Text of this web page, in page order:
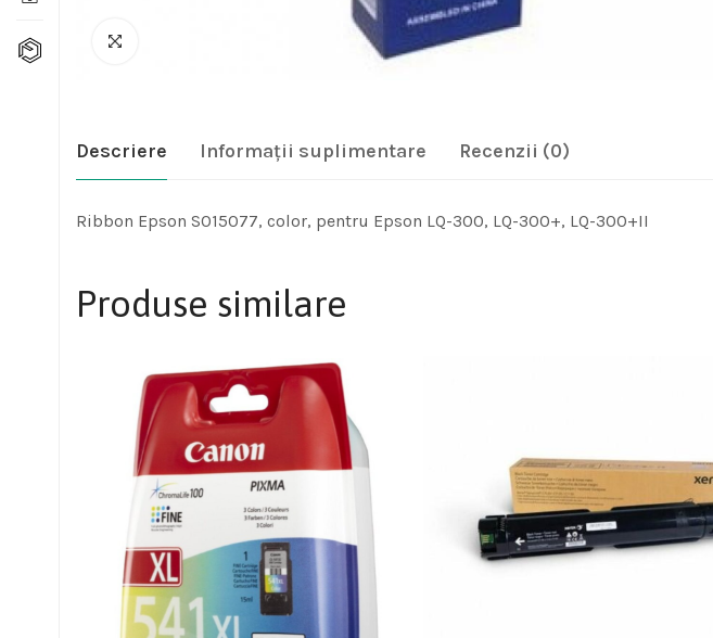
Descriere Informații suplimentare Recenzii (0)
Ribbon Epson S015077, color, pentru Epson LQ-300, LQ-300+, LQ-300+II
Produse similare